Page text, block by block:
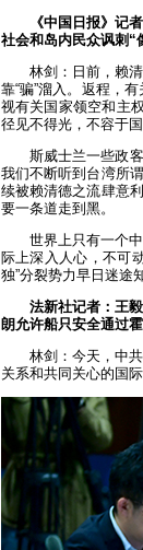
《中国日报》记
社会和岛内民众讽刺“
林剑：日前，赖
靠“骗”溜入。返程，
视有关国家领空和主
径见不得光，不容于
斯威士兰一些政
我们不断听到台湾所
续被赖清德之流肆意
要一条道走到黑。
世界上只有一个
际上深入人心，不可
独”分裂势力早日迷途
法新社记者：王
朗允许船只安全通过
林剑：今天，中
关系和共同关心的国